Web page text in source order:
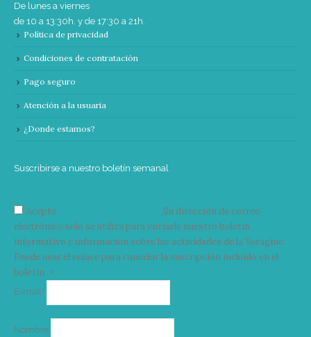
De lunes a viernes
de 10 a 13:30h. y de 17:30 a 21h.
Política de privacidad
Condiciones de contratación
Pago seguro
Atención a la usuaria
¿Donde estamos?
Suscribirse a nuestro boletín semanal
Acepto
Su dirección de correo
electrónico solo se utiliza para enviarle nuestro boletín
informativo e información sobre las actividades de la Vorágine.
Puede usar el enlace para cancelar la suscripción incluido en el
boletín. >
E-mail*
Nombre